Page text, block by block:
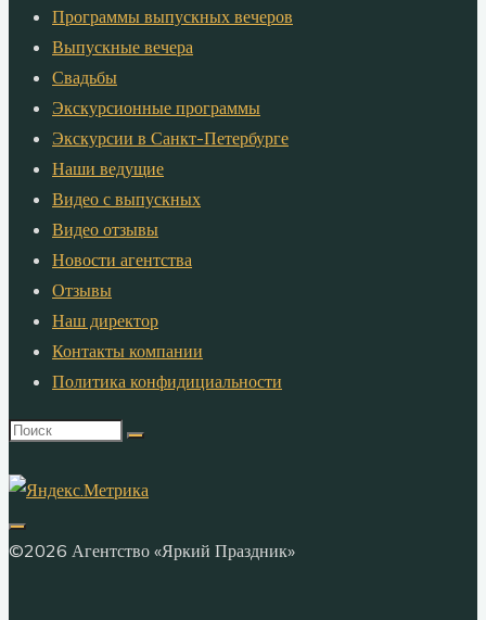
Программы выпускных вечеров
Выпускные вечера
Свадьбы
Экскурсионные программы
Экскурсии в Санкт-Петербурге
Наши ведущие
Видео с выпускных
Видео отзывы
Новости агентства
Отзывы
Наш директор
Контакты компании
Политика конфидициальности
Что
©2026 Агентство «Яркий Праздник»